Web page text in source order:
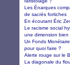
Les Énarques
de sacrés fortiches
En écoutant Éric
Le racisme social
une dimension bien
Un Fonds
pour quoi faire ?
Alerte rouge sur le
La diagonale du flou.